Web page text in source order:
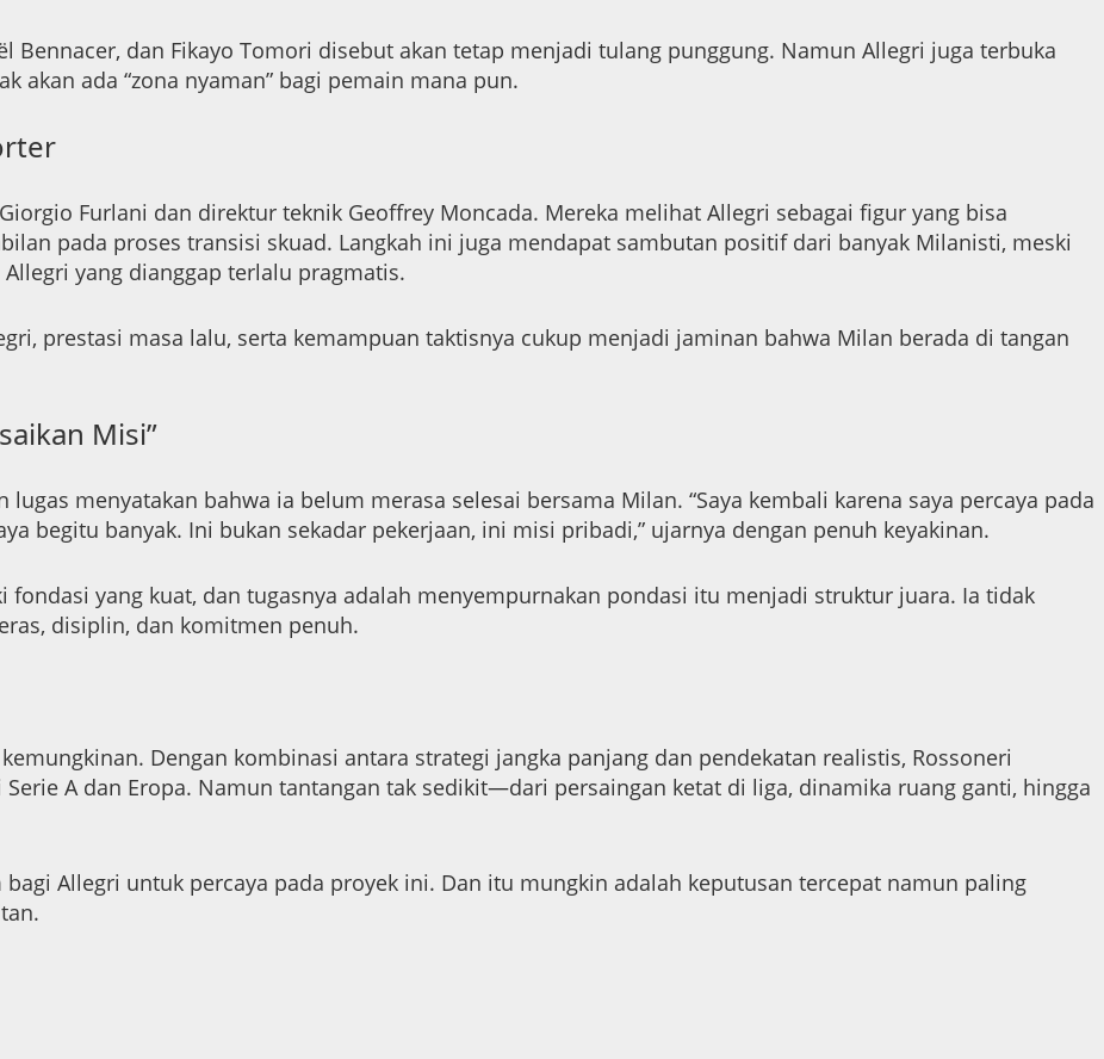
Bennacer, dan Fikayo Tomori disebut akan tetap menjadi tulang punggung. Namun Allegri juga terbuka
akan ada “zona nyaman” bagi pemain mana pun.
Furlani dan direktur teknik Geoffrey Moncada. Mereka melihat Allegri sebagai figur yang bisa
pada proses transisi skuad. Langkah ini juga mendapat sambutan positif dari banyak Milanisti, meski
yang dianggap terlalu pragmatis.
prestasi masa lalu, serta kemampuan taktisnya cukup menjadi jaminan bahwa Milan berada di tangan
Misi”
menyatakan bahwa ia belum merasa selesai bersama Milan. “Saya kembali karena saya percaya pada
begitu banyak. Ini bukan sekadar pekerjaan, ini misi pribadi,” ujarnya dengan penuh keyakinan.
yang kuat, dan tugasnya adalah menyempurnakan pondasi itu menjadi struktur juara. Ia tidak
disiplin, dan komitmen penuh.
Dengan kombinasi antara strategi jangka panjang dan pendekatan realistis, Rossoneri
A dan Eropa. Namun tantangan tak sedikit—dari persaingan ketat di liga, dinamika ruang ganti, hingga
Allegri untuk percaya pada proyek ini. Dan itu mungkin adalah keputusan tercepat namun paling